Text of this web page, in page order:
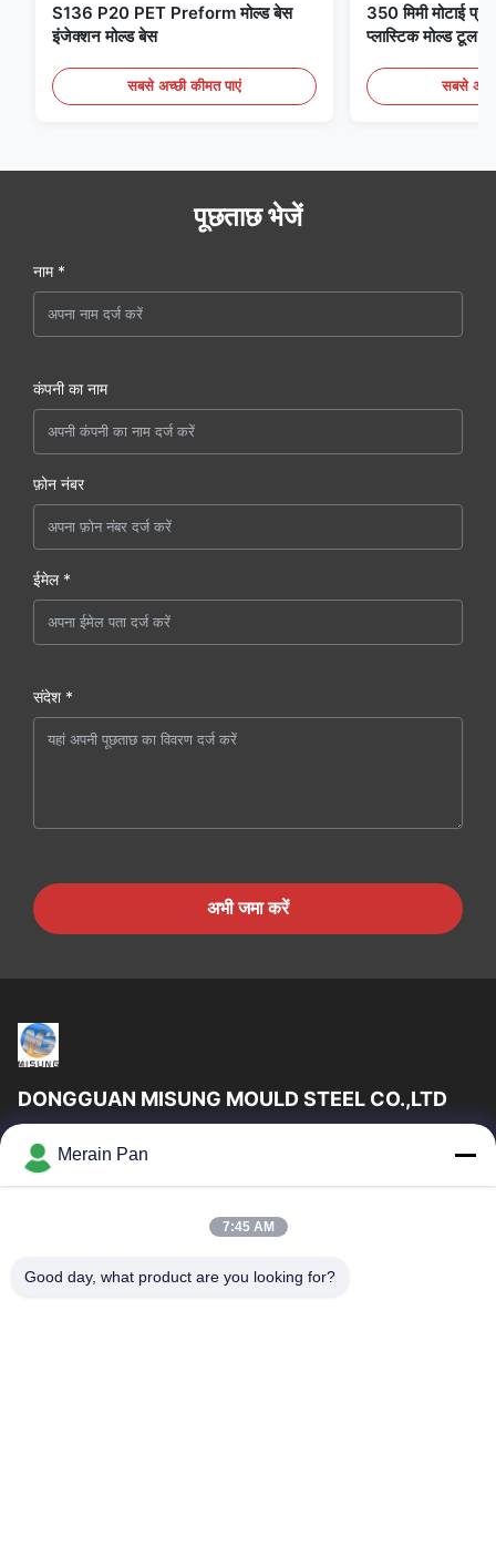
S136 P20 PET Preform मोल्ड बेस
इंजेक्शन मोल्ड बेस
सबसे अच्छी कीमत पाएं
350 मिमी मोटाई
प्लास्टिक मोल्ड टूल
सबसे
पूछताछ भेजें
नाम *
कंपनी का नाम
फ़ोन नंबर
ईमेल *
संदेश *
अभी जमा करें
DONGGUAN MISUNG MOULD STEEL CO.,LTD
DongGuan Misung मोल्ड स्टील कं, लिमिटेड प्लास्टिक डाई स्टील, हॉट वर्क
स्टील, कोल्ड वर्क स्टील, अलॉय स्ट्रक्चरल स्टील की आपूर्ति की एक अग्रणी कंपनी है
त्वरित लिंक
उत्पादों
वीआर दिखाएँ
हमारे बारे में
Merain Pan
7:45 AM
Good day, what product are you looking for?